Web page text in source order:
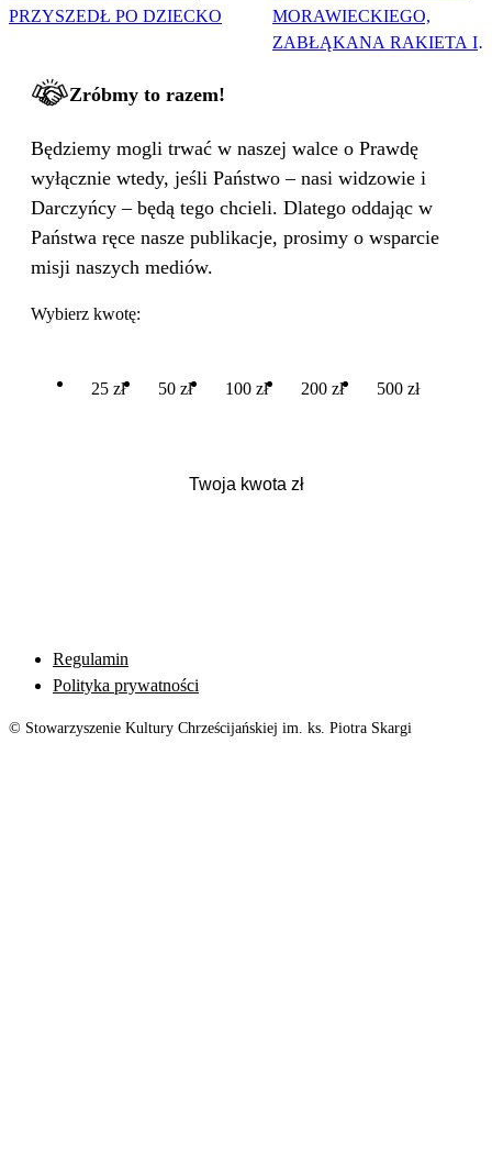
PRZYSZEDŁ PO DZIECKO
MORAWIECKIEGO,
ZABŁĄKANA RAKIETA I
Zróbmy to razem!
Będziemy mogli trwać w naszej walce o Prawdę
wyłącznie wtedy, jeśli Państwo – nasi widzowie i
Darczyńcy – będą tego chcieli. Dlatego oddając w
Państwa ręce nasze publikacje, prosimy o wsparcie
misji naszych mediów.
Wybierz kwotę:
25 zł 50 zł 100 zł 200 zł 500 zł
Regulamin
Polityka prywatności
© Stowarzyszenie Kultury Chrześcijańskiej im. ks. Piotra Skargi